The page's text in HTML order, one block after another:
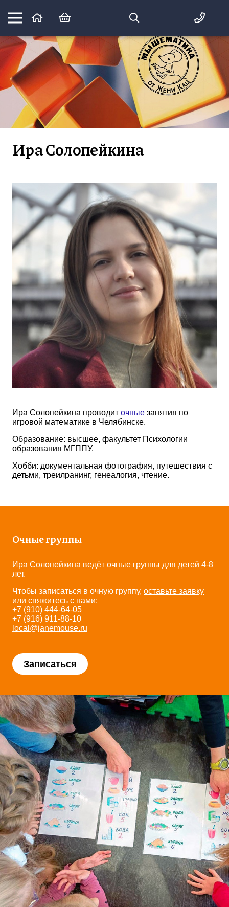
Математика вприпрыжку:
идеи и игры для детей и их родителей
Ира Солопейкина
Ира Солопейкина проводит очные занятия по
игровой математике в Челябинске.
Образование: высшее, факультет Психологии
образования МГППУ.
Хобби: документальная фотография, путешествия с
детьми, треилранинг, генеалогия, чтение.
Очные группы
Ира Солопейкина ведёт очные группы для детей 4-8
лет.
Чтобы записаться в очную группу, оставьте заявку
или свяжитесь с нами:
+7 (910) 444-64-05
+7 (916) 911-88-10
local@janemouse.ru
Записаться